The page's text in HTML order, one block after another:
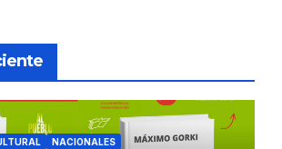
NACIONALES